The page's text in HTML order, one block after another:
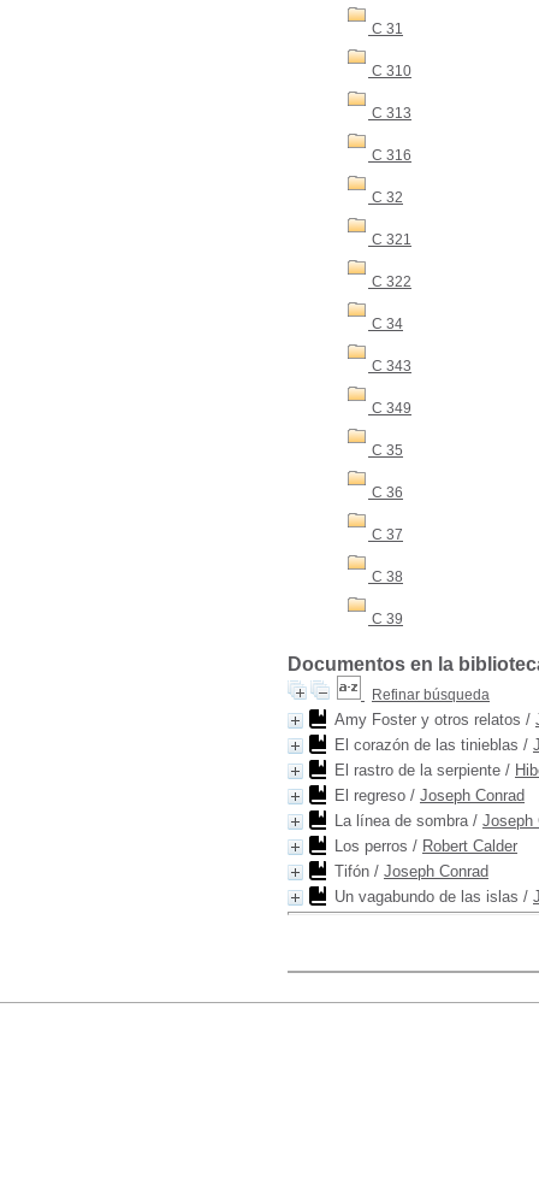
C 31
C 310
C 313
C 316
C 32
C 321
C 322
C 34
C 343
C 349
C 35
C 36
C 37
C 38
C 39
Documentos en la
Refinar búsqueda
Amy Foster y otros relatos /
El corazón de las tinieblas /
El rastro de la serpiente /
El regreso / Joseph Conrad
La línea de sombra/ Joseph
Los perros / Robert Calder
Tifón / Joseph Conrad
Un vagabundo de las islas /